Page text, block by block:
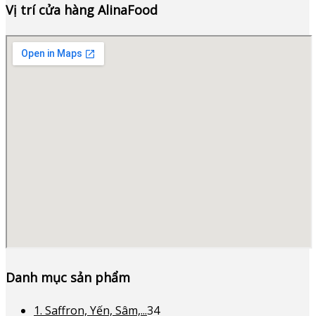
Vị trí cửa hàng AlinaFood
Danh mục sản phẩm
1. Saffron, Yến, Sâm,...3434